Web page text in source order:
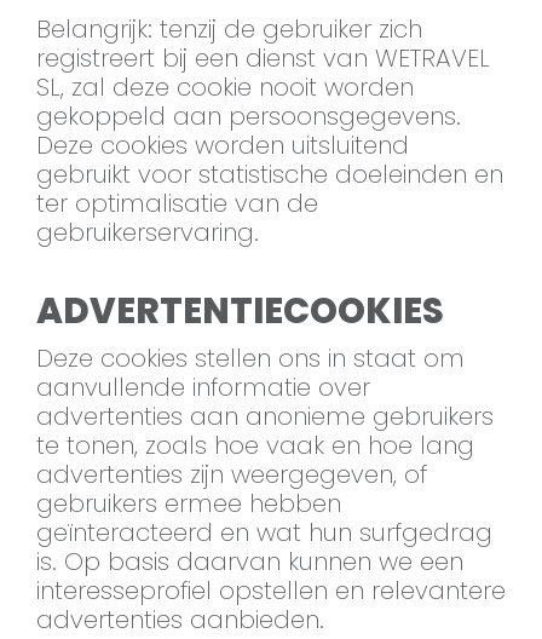
Belangrijk: tenzij de gebruiker zich
registreert bij een dienst van WETRAVEL
SL, zal deze cookie nooit worden
gekoppeld aan persoonsgegevens.
Deze cookies worden uitsluitend
gebruikt voor statistische doeleinden en
ter optimalisatie van de
gebruikerservaring.
ADVERTENTIECOOKIES
Deze cookies stellen ons in staat om
aanvullende informatie over
advertenties aan anonieme gebruikers
te tonen, zoals hoe vaak en hoe lang
advertenties zijn weergegeven, of
gebruikers ermee hebben
geïnteracteerd en wat hun surfgedrag
is. Op basis daarvan kunnen we een
interesseprofiel opstellen en relevantere
advertenties aanbieden.